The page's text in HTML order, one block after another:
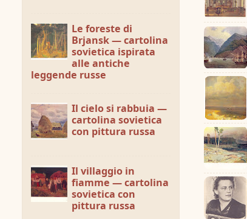
Le foreste di
Brjansk — cartolina
sovietica ispirata
alle antiche
leggende russe
Il cielo si rabbuia —
cartolina sovietica
con pittura russa
Il villaggio in
fiamme — cartolina
sovietica con
pittura russa